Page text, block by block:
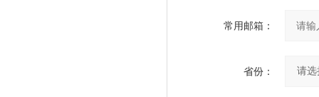
常用邮箱：
省份：